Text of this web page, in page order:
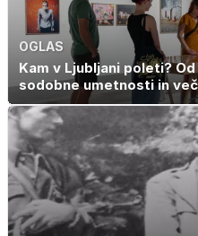
OGLAS
Kam v Ljubljani poleti?
sodobne umetnosti in